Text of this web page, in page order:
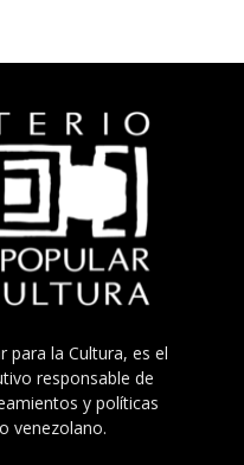
para la Cultura, es el
responsable de
y políticas
venezolano.